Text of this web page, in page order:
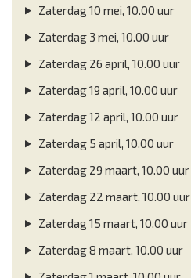
Zaterdag 10 mei, 10.00 uur
Zaterdag 3 mei, 10.00 uur
Zaterdag 26 april, 10.00 uur
Zaterdag 19 april, 10.00 uur
Zaterdag 12 april, 10.00 uur
Zaterdag 5 april, 10.00 uur
Zaterdag 29 maart, 10.00 uur
Zaterdag 22 maart, 10.00 uur
Zaterdag 15 maart, 10.00 uur
Zaterdag 8 maart, 10.00 uur